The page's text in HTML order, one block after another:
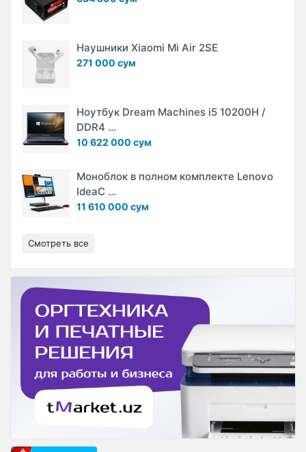
Наушники Xiaomi Mi Air 2SE
271 000 сум
Ноутбук Dream Machines i5 10200H /
DDR4 ...
10 622 000 сум
Моноблок в полном комплекте Lenovo
IdeaC ...
11 610 000 сум
Смотреть все